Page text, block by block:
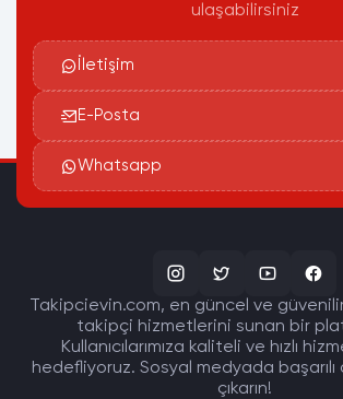
ulaşabilirsiniz
İletişim
E-Posta
Whatsapp
Takipcievin.com, en güncel ve
takipçi hizmetlerini sunan bir
Kullanıcılarımıza kaliteli ve hızlı
hedefliyoruz. Sosyal medyada başarılı
çıkarın!